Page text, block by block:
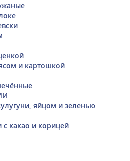
и картошкой
яйцом и зеленью
какао и корицей